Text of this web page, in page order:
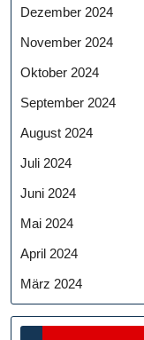
Dezember 2024
November 2024
Oktober 2024
September 2024
August 2024
Juli 2024
Juni 2024
Mai 2024
April 2024
März 2024